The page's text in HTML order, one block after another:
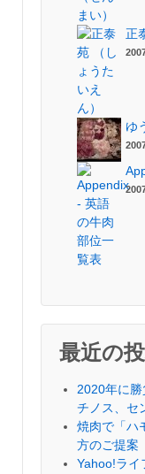
正
ゆ
最近の
2020年に
チノス、セ
焼肉で「ハ
方のご提案
Yahoo!ライ